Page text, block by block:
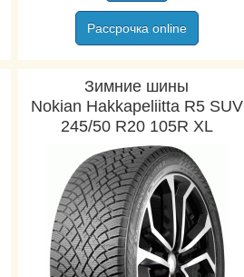
Рассрочка online
Зимние шины
Nokian Hakkapeliitta R5 SUV
245/50 R20 105R XL